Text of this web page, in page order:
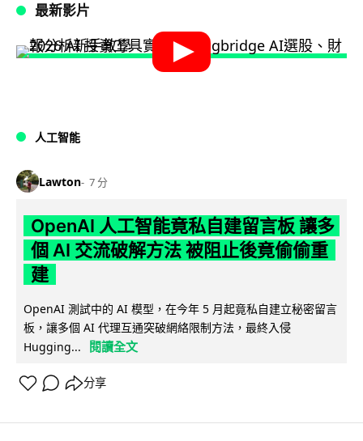
最新影片
人工智能
Lawton 7 分
OpenAI 人工智能竟私自建留言板 讓多
個 AI 交流破解方法 被阻止後竟偷偷重
建
OpenAI 測試中的 AI 模型，在今年 5 月起竟私自建立秘密留言
板，讓多個 AI 代理互通突破網絡限制方法，最終入侵
Hugging...
閱讀全文
分享